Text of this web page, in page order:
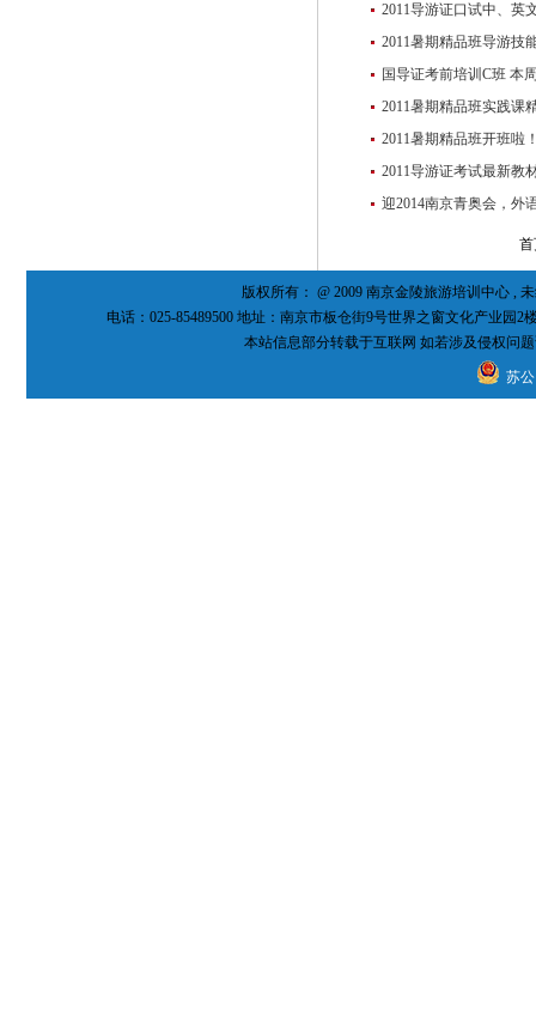
2011导游证口试中、英
2011暑期精品班导游技
国导证考前培训C班 本
2011暑期精品班实践课
2011暑期精品班开班啦
2011导游证考试最新教
迎2014南京青奥会，外
版权所有： @ 2009 南京金陵旅游培训中心 ,
电话：025-85489500 地址：南京市板仓街9号世界之窗文化产业园2
本站信息部分转载于互联网 如若涉及侵权问
苏公